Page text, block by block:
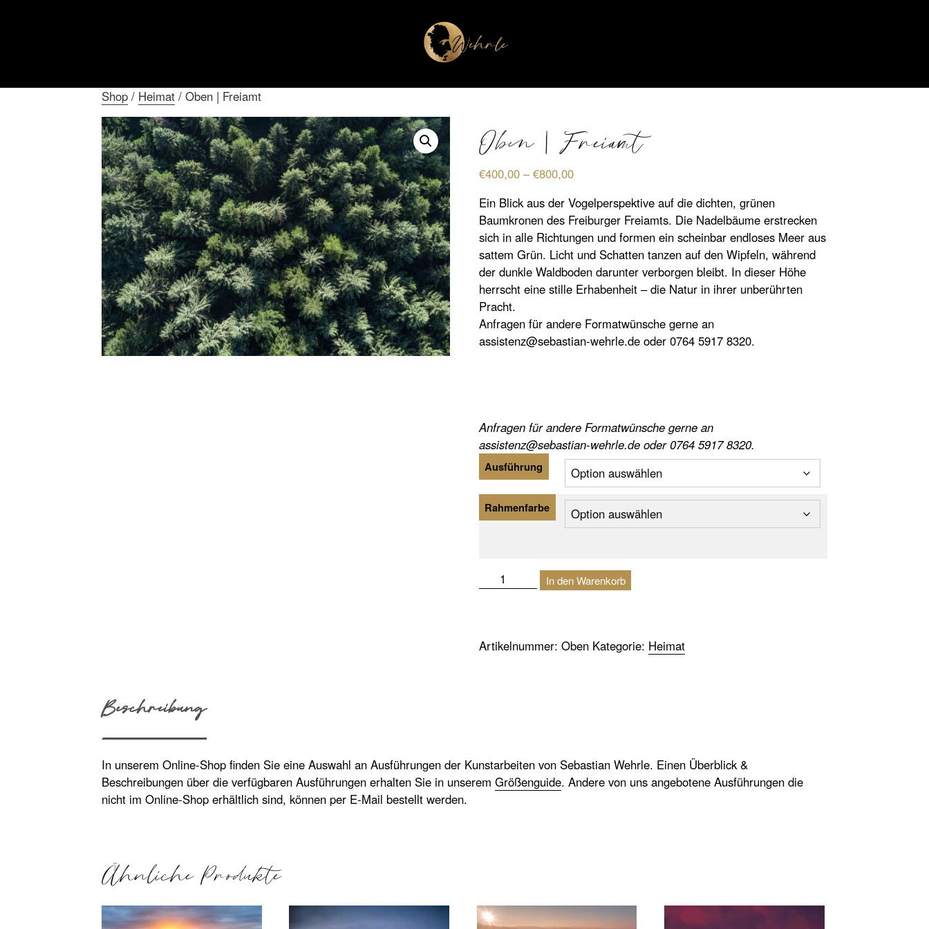
Shop / Heimat / Oben | Freiamt
Oben | Freiamt
€400,00 –€800,00Preisspanne:
bis
€800,00
Ein Blick aus der Vogelperspektive auf die dichten, grünen
Baumkronen des Freiburger Freiamts. Die Nadelbäume erstrecken
sich in alle Richtungen und formen ein scheinbar endloses Meer aus
sattem Grün. Licht und Schatten tanzen auf den Wipfeln, während
der dunkle Waldboden darunter verborgen bleibt. In dieser Höhe
herrscht eine stille Erhabenheit – die Natur in ihrer unberührten
Pracht.
Anfragen für andere Formatwünsche gerne an
assistenz@sebastian-wehrle.de oder 0764 5917 8320.
Anfragen für andere Formatwünsche gerne an
assistenz@sebastian-wehrle.de oder 0764 5917 8320.
Ausführung
Rahmenfarbe
Oben
In den Warenkorb
Artikelnummer: Oben Kategorie: Heimat
Beschreibung
In unserem Online-Shop finden Sie eine Auswahl an Ausführungen der Kunstarbeiten von Sebastian Wehrle. Einen Überblick &
Beschreibungen über die verfügbaren Ausführungen erhalten Sie in unserem Größenguide. Andere von uns angebotene Ausführungen die
nicht im Online-Shop erhältlich sind, können per E-Mail bestellt werden.
Ähnliche Produkte